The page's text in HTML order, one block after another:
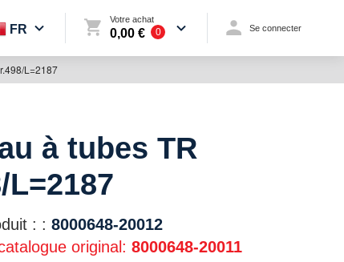
FR
Votre achat
0,00 € 0 Se connecter
L=2187
à tubes TR
L=2187
: : 8000648-20012
original: 8000648-20011